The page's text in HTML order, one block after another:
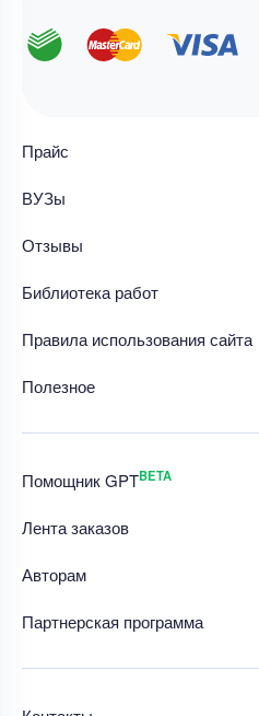
Прайс
ВУЗы
Отзывы
Библиотека работ
Правила использования сайта
Полезное
Помощник GPTBETA
Лента заказов
Авторам
Партнерская программа